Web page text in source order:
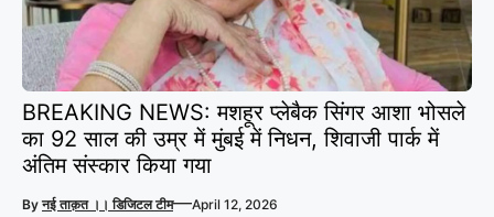
BREAKING NEWS: मशहूर प्लेबैक सिंगर आशा भोसले
का 92 साल की उम्र में मुंबई में निधन, शिवाजी पार्क में
अंतिम संस्कार किया गया
Byनई ताक़त ।। डिजिटल टीम—April 12, 2026